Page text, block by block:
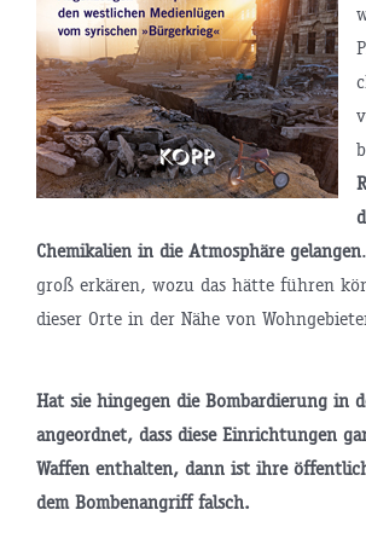
Chemikalien in die Atmosphäre gelangen
groß erkären, wozu das hätte führen
dieser Orte in der Nähe von
Hat sie hingegen die Bombardierung in
angeordnet, dass diese Einrichtungen
Waffen enthalten, dann ist ihre
dem Bombenangriff falsch.